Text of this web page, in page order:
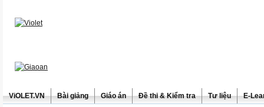
ViOLET.VN Bài giảng Giáo án Đề thi & Kiểm tra Tư liệu E-